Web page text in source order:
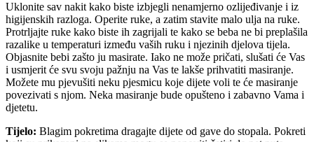
Uklonite sav nakit kako biste izbjegli nenamjerno ozlijeđivanje i iz
higijenskih razloga. Operite ruke, a zatim stavite malo ulja na ruke.
Protrljajte ruke kako biste ih zagrijali te kako se beba ne bi preplašila
razalike u temperaturi između vaših ruku i njezinih djelova tijela.
Objasnite bebi zašto ju masirate. Iako ne može pričati, slušati će Vas
i usmjerit će svu svoju pažnju na Vas te lakše prihvatiti masiranje.
Možete mu pjevušiti neku pjesmicu koje dijete voli te će masiranje
povezivati s njom. Neka masiranje bude opušteno i zabavno Vama i
djetetu.
Tijelo: Blagim pokretima dragajte dijete od gave do stopala. Pokreti